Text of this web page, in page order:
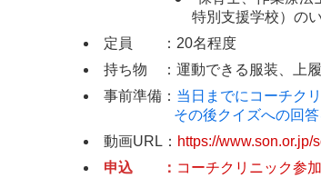
特別支援学校）のいず
定員 ：20名程度
持ち物 ：運動できる服装、上
事前準備： 当日までにコーチク
その後クイズへの回答を
動画URL： https://
申込 ： コーチクリニック参